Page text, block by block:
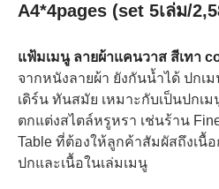
A4*4pages (set 5เล่ม/
แฟ้มเมนู ลายผ้าแคนวาส สีเทา
จากหนังลายผ้า ยังกันน้ำได้ ปกเ
เดิร์น ทันสมัย เหมาะกับเป็นปกเ
ตกแต่งสไตล์หรูหรา เช่นร้าน
Table ที่ต้องให้ลูกค้าสัมผัสถึงเนื้
ปกและเนื้อในเล่มเมนู